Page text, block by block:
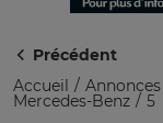
Précédent
Accueil
Annonces
Mercedes-Benz 5